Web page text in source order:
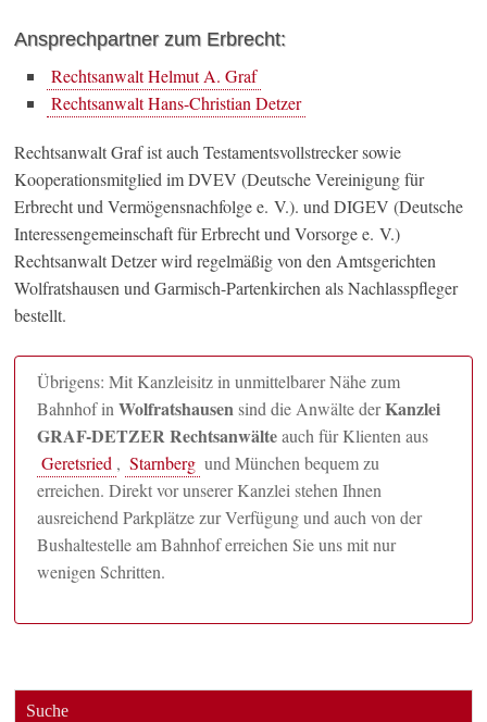
Ansprechpartner zum Erbrecht:
Rechtsanwalt Helmut A. Graf
Rechtsanwalt Hans-Christian Detzer
Rechtsanwalt Graf ist auch Testamentsvollstrecker sowie
Kooperationsmitglied im DVEV (Deutsche Vereinigung für
Erbrecht und Vermögensnachfolge e. V.). und DIGEV (Deutsche
Interessengemeinschaft für Erbrecht und Vorsorge e. V.)
Rechtsanwalt Detzer wird regelmäßig von den Amtsgerichten
Wolfratshausen und Garmisch-Partenkirchen als Nachlasspfleger
bestellt.
Übrigens: Mit Kanzleisitz in unmittelbarer Nähe zum
Bahnhof inWolfratshausensind die Anwälte derKanzlei
GRAF-DETZER Rechtsanwälteauch für Klienten aus
Geretsried , Starnberg und München bequem zu
erreichen. Direkt vor unserer Kanzlei stehen Ihnen
ausreichend Parkplätze zur Verfügung und auch von der
Bushaltestelle am Bahnhof erreichen Sie uns mit nur
wenigen Schritten.
Suche